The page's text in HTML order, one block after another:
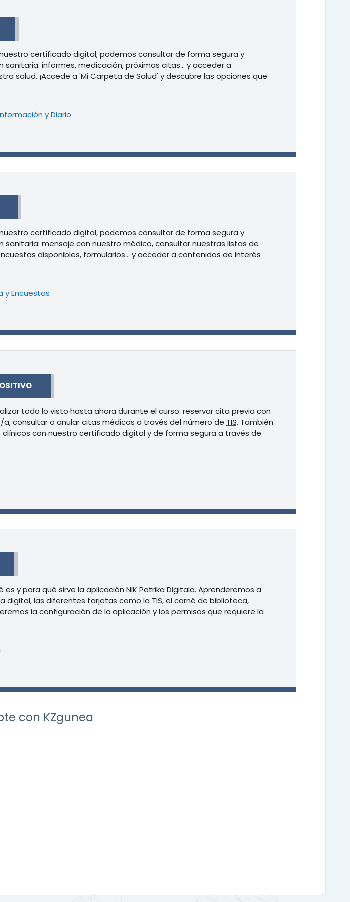
certificado digital, podemos consultar de forma segura y
sanitaria: informes, medicación, próximas citas… y acceder a
salud. ¡Accede a 'Mi Carpeta de Salud' y descubre las opciones que
y Diario
certificado digital, podemos consultar de forma segura y
sanitaria: mensaje con nuestro médico, consultar nuestras listas de
disponibles, formularios… y acceder a contenidos de interés
y Encuestas
todo lo visto hasta ahora durante el curso: reservar cita previa con
consultar o anular citas médicas a través del número deTIS. También
con nuestro certificado digital y de forma segura a través de
y para qué sirve la aplicación NIK Patrika Digitala. Aprenderemos a
digital, las diferentes tarjetas como la TIS, el carné de biblioteca,
la configuración de la aplicación y los permisos que requiere la
con KZgunea